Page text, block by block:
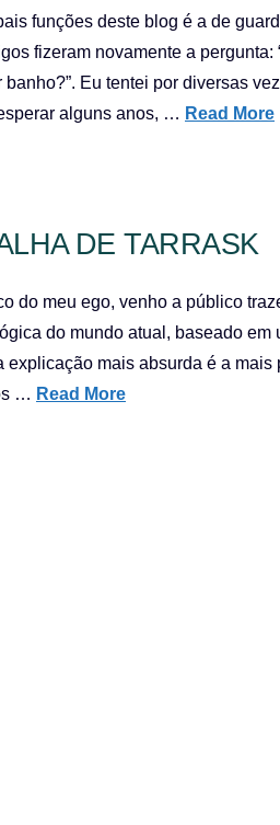
funções deste blog é a de
fizeram novamente a
banho?”. Eu tentei por diversas
alguns anos, … Read More
DE TARRASK
do meu ego, venho a público
do mundo atual, baseado
explicação mais absurda é a
… Read More